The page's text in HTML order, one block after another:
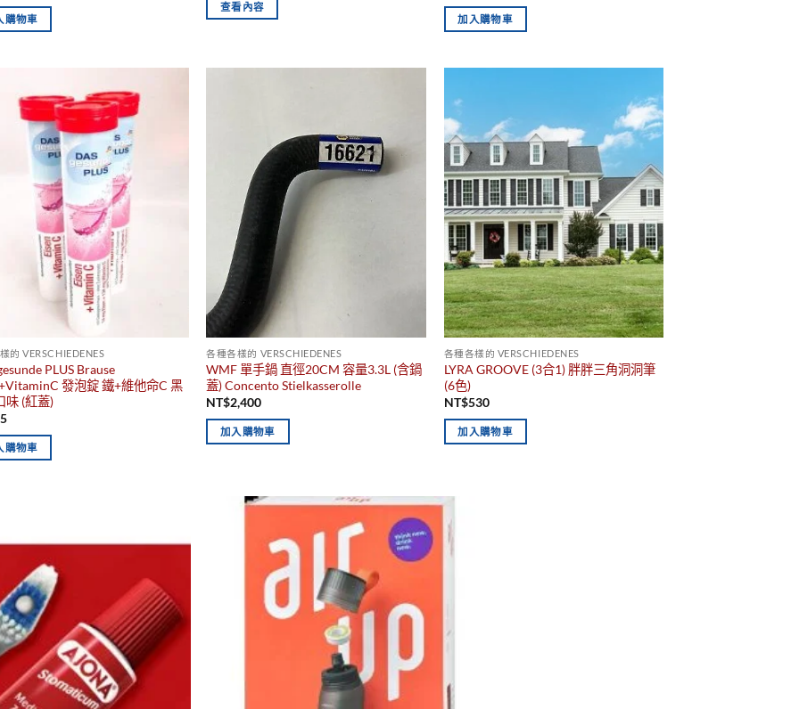
購物車
查看內容
加入購物車
的 VERSCHIEDENES
PLUS Brause
發泡錠 鐵+維他命C 黑
味 (紅蓋)
購物車
各種各樣的 VERSCHIEDENES
WMF 單手鍋 直徑20CM 容量3.3L (含鍋
蓋) Concento Stielkasserolle
NT$2,400
加入購物車
各種各樣的 VERSCHIEDENES
LYRA GROOVE (3合1) 胖胖三角洞洞筆
(6色)
NT$530
加入購物車